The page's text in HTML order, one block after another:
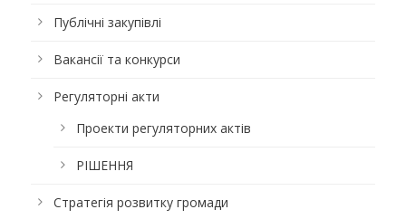
Публічні закупівлі
Вакансії та конкурси
Регуляторні акти
Проекти регуляторних актів
РІШЕННЯ
Стратегія розвитку громади